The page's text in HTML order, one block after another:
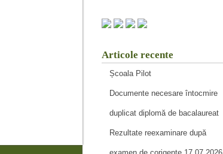
Articole recente
Școala Pilot
Documente necesare întocmire
duplicat diplomă de bacalaureat
Rezultate reexaminare după